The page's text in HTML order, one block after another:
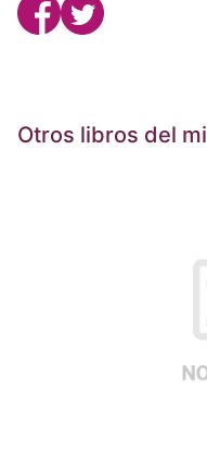
Otros libros del